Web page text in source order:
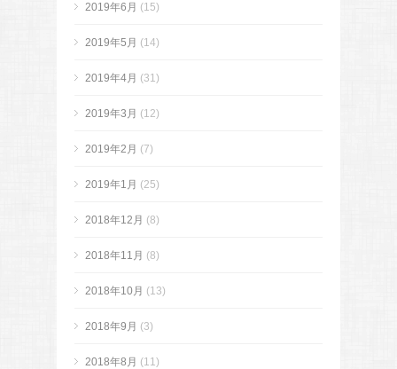
2019年6月 (15)
2019年5月 (14)
2019年4月 (31)
2019年3月 (12)
2019年2月 (7)
2019年1月 (25)
2018年12月 (8)
2018年11月 (8)
2018年10月 (13)
2018年9月 (3)
2018年8月 (11)